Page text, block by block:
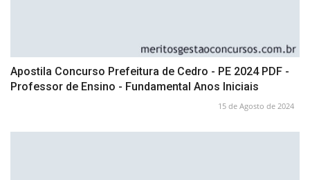
Apostila Concurso Prefeitura de Cedro - PE 2024 PDF -
Professor de Ensino - Fundamental Anos Iniciais
15 de Agosto de 2024